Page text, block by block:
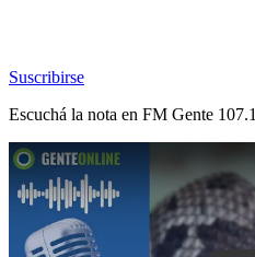
Suscribirse
Escuchá la nota en FM Gente 107.1